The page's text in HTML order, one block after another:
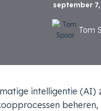
september 7,
Tom
intelligentie (AI)